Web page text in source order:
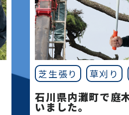
芝生張り 草刈り
石川県内灘町で庭
いました。